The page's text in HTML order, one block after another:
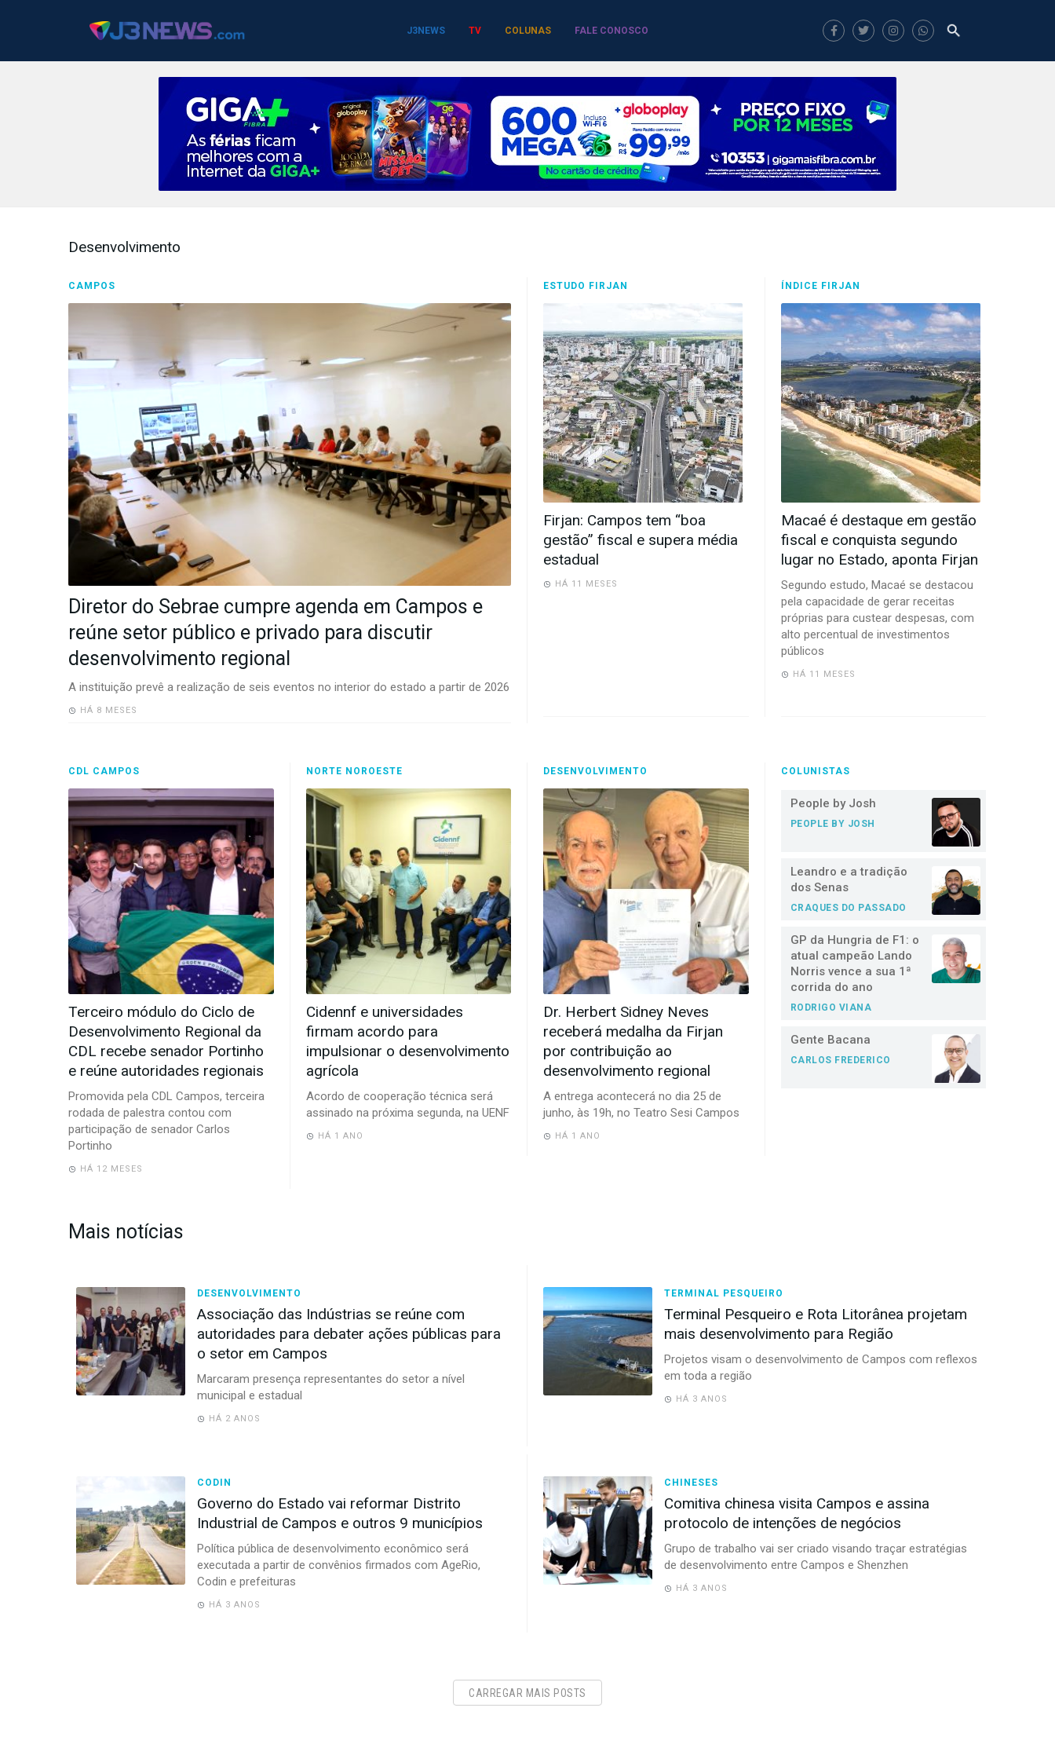
J3NEWS TV COLUNAS FALE CONOSCO
Desenvolvido
Desenvolvimento
CAMPOS
Diretor do Sebrae cumpre agenda em Campos e
reúne setor público e privado para discutir
desenvolvimento regional
A instituição prevê a realização de seis eventos no interior do estado a partir de 2026
HÁ 8 MESES
ESTUDO FIRJAN
Firjan: Campos tem “boa
gestão” fiscal e supera média
estadual
HÁ 11 MESES
ÍNDICE FIRJAN
Macaé é destaque em gestão
fiscal e conquista segundo
lugar no Estado, aponta Firjan
Segundo estudo, Macaé se destacou
pela capacidade de gerar receitas
próprias para custear despesas, com
alto percentual de investimentos
públicos
HÁ 11 MESES
CDL CAMPOS
Terceiro módulo do Ciclo de
Desenvolvimento Regional da
CDL recebe senador Portinho
e reúne autoridades regionais
Promovida pela CDL Campos, terceira
rodada de palestra contou com
participação de senador Carlos
Portinho
HÁ 12 MESES
NORTE NOROESTE
Cidennf e universidades
firmam acordo para
impulsionar o desenvolvimento
agrícola
Acordo de cooperação técnica será
assinado na próxima segunda, na UENF
HÁ 1 ANO
DESENVOLVIMENTO
Dr. Herbert Sidney Neves
receberá medalha da Firjan
por contribuição ao
desenvolvimento regional
A entrega acontecerá no dia 25 de
junho, às 19h, no Teatro Sesi Campos
HÁ 1 ANO
COLUNISTAS
People by Josh
PEOPLE BY JOSH
Leandro e a tradição
dos Senas
CRAQUES DO PASSADO
GP da Hungria de F1: o
atual campeão Lando
Norris vence a sua 1ª
corrida do ano
RODRIGO VIANA
Gente Bacana
CARLOS FREDERICO
Mais notícias
DESENVOLVIMENTO
Associação das Indústrias se reúne com
autoridades para debater ações públicas para
o setor em Campos
Marcaram presença representantes do setor a nível
municipal e estadual
HÁ 2 ANOS
TERMINAL PESQUEIRO
Terminal Pesqueiro e Rota Litorânea projetam
mais desenvolvimento para Região
Projetos visam o desenvolvimento de Campos com reflexos
em toda a região
HÁ 3 ANOS
CODIN
Governo do Estado vai reformar Distrito
Industrial de Campos e outros 9 municípios
Política pública de desenvolvimento econômico será
executada a partir de convênios firmados com AgeRio,
Codin e prefeituras
HÁ 3 ANOS
CHINESES
Comitiva chinesa visita Campos e assina
protocolo de intenções de negócios
Grupo de trabalho vai ser criado visando traçar estratégias
de desenvolvimento entre Campos e Shenzhen
HÁ 3 ANOS
CARREGAR MAIS POSTS